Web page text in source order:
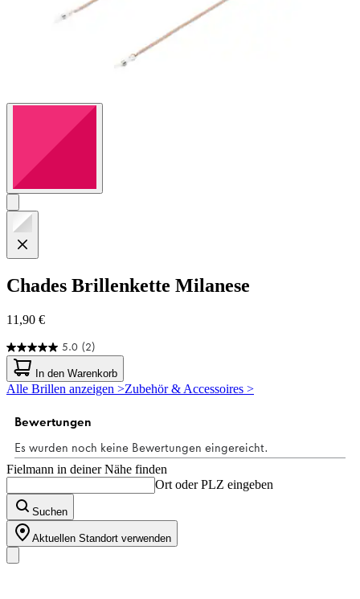
Chades Brillenkette Milanese
11,90 €
5.0 (2)
5.0
von
5
Sternen.
Bewertungen
In den Warenkorb
Alle Brillen anzeigen >Zubehör & Accessoires >
Fielmann in deiner Nähe finden
Ort oder PLZ eingeben
Suchen
Aktuellen Standort verwenden